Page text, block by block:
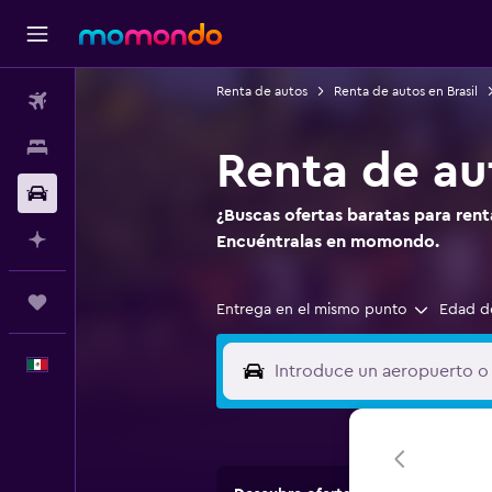
Renta de autos Renta de autos en Brasil
Renta de
¿Buscas ofertas baratas para
Encuéntralas en momondo.
Entrega en el mismo punto Edad